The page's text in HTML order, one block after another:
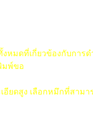
มดที่เกี่ยวข้องกับการ
มพ์ขอ
ดสูง เลือกหมึกที่สามา